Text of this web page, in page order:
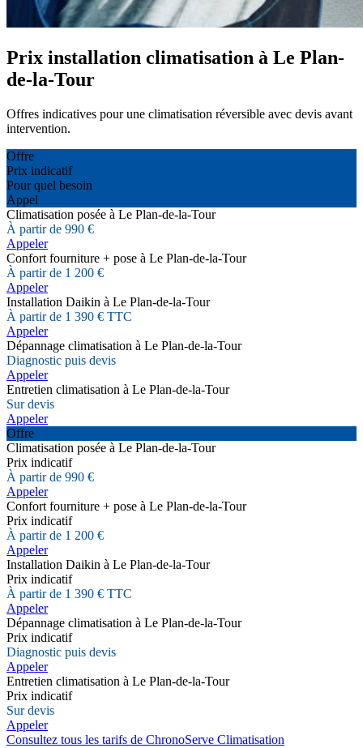
Prix installation climatisation à Le Plan-
de-la-Tour
Offres indicatives pour une climatisation réversible avec devis avant
intervention.
Offre
Prix indicatif
Pour quel besoin
Appel
Climatisation posée à Le Plan-de-la-Tour
À partir de 990 €
Appeler
Confort fourniture + pose à Le Plan-de-la-Tour
À partir de 1 200 €
Appeler
Installation Daikin à Le Plan-de-la-Tour
À partir de 1 390 € TTC
Appeler
Dépannage climatisation à Le Plan-de-la-Tour
Diagnostic puis devis
Appeler
Entretien climatisation à Le Plan-de-la-Tour
Sur devis
Appeler
Offre
Climatisation posée à Le Plan-de-la-Tour
Prix indicatif
À partir de 990 €
Appeler
Confort fourniture + pose à Le Plan-de-la-Tour
Prix indicatif
À partir de 1 200 €
Appeler
Installation Daikin à Le Plan-de-la-Tour
Prix indicatif
À partir de 1 390 € TTC
Appeler
Dépannage climatisation à Le Plan-de-la-Tour
Prix indicatif
Diagnostic puis devis
Appeler
Entretien climatisation à Le Plan-de-la-Tour
Prix indicatif
Sur devis
Appeler
Consultez tous les tarifs de ChronoServe Climatisation